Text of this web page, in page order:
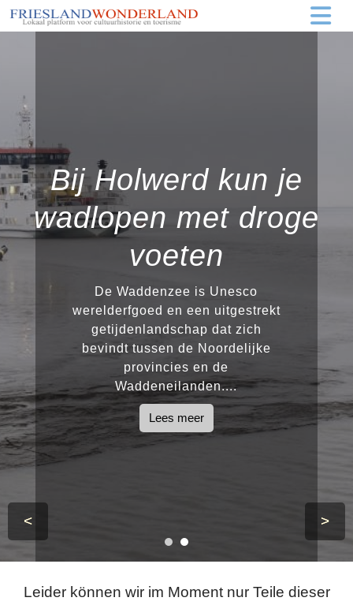
Bij Holwerd kun je
wadlopen met droge
voeten
De Waddenzee is Unesco
werelderfgoed en een uitgestrekt
getijdenlandschap dat zich
bevindt tussen de Noordelijke
provincies en de
Waddeneilanden....
Lees meer
< >
Leider können wir im Moment nur Teile dieser